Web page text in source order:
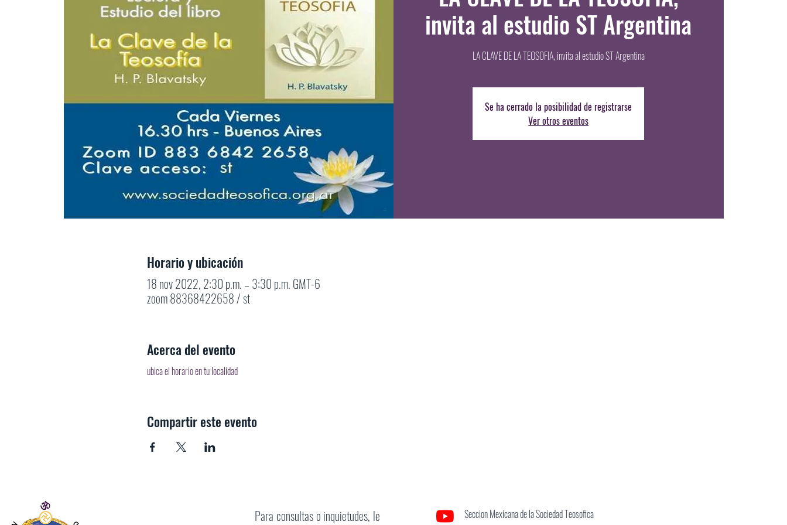
invita al estudio ST Argentina
LA CLAVE DE LA TEOSOFIA, invita al estudio ST Argentina
Se ha cerrado la posibilidad de registrarse
Ver otros eventos
Horario y ubicación
18 nov 2022, 2:30 p.m. – 3:30 p.m. GMT-6
zoom 88368422658 / st
Acerca del evento
ubica el horario en tu localidad
Compartir este evento
Para consultas o inquietudes, le
Seccion Mexicana de la Sociedad Teosofica